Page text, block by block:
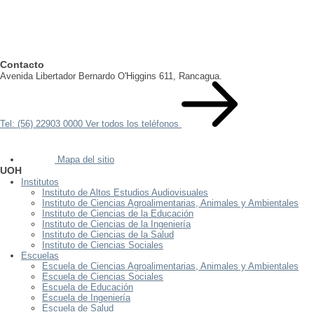
Contacto
Avenida Libertador Bernardo O'Higgins 611, Rancagua.
Tel: (56) 22903 0000 Ver todos los teléfonos
Mapa del sitio
UOH
Institutos
Instituto de Altos Estudios Audiovisuales
Instituto de Ciencias Agroalimentarias, Animales y Ambientales
Instituto de Ciencias de la Educación
Instituto de Ciencias de la Ingeniería
Instituto de Ciencias de la Salud
Instituto de Ciencias Sociales
Escuelas
Escuela de Ciencias Agroalimentarias, Animales y Ambientales
Escuela de Ciencias Sociales
Escuela de Educación
Escuela de Ingeniería
Escuela de Salud